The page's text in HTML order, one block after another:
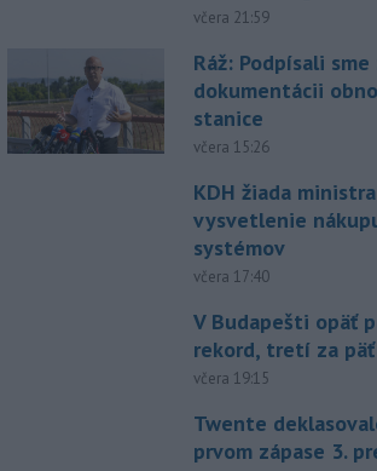
včera 21:59
Ráž: Podpísali
dokumentácii
stanice
včera 15:26
KDH žiada
vysvetlenie
systémov
včera 17:40
V Budapešti opäť
rekord, tretí za
včera 19:15
Twente
prvom zápase 3.